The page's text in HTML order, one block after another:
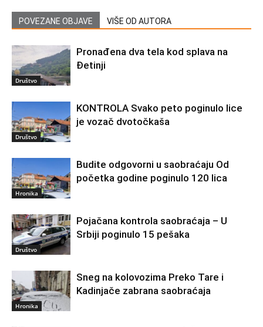
POVEZANE OBJAVE VIŠE OD AUTORA
Društvo
Pronađena dva tela kod splava na
Đetinji
Društvo
KONTROLA Svako peto poginulo lice
je vozač dvotočkaša
Hronika
Budite odgovorni u saobraćaju Od
početka godine poginulo 120 lica
Društvo
Pojačana kontrola saobraćaja – U
Srbiji poginulo 15 pešaka
Hronika
Sneg na kolovozima Preko Tare i
Kadinjače zabrana saobraćaja